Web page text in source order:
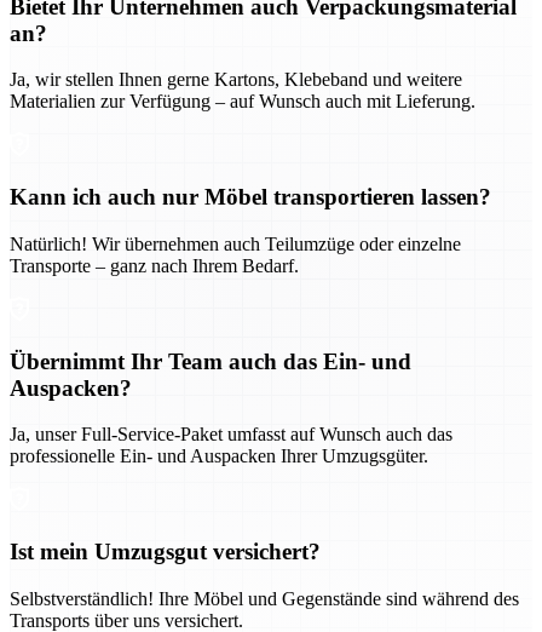
Bietet Ihr Unternehmen auch Verpackungsmaterial
an?
Ja, wir stellen Ihnen gerne Kartons, Klebeband und weitere
Materialien zur Verfügung – auf Wunsch auch mit Lieferung.
Kann ich auch nur Möbel transportieren lassen?
Natürlich! Wir übernehmen auch Teilumzüge oder einzelne
Transporte – ganz nach Ihrem Bedarf.
Übernimmt Ihr Team auch das Ein- und
Auspacken?
Ja, unser Full-Service-Paket umfasst auf Wunsch auch das
professionelle Ein- und Auspacken Ihrer Umzugsgüter.
Ist mein Umzugsgut versichert?
Selbstverständlich! Ihre Möbel und Gegenstände sind während des
Transports über uns versichert.